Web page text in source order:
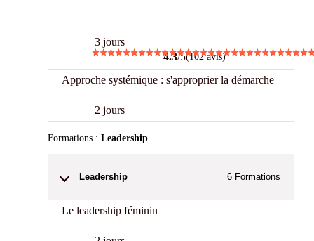
3 jours
4.3/5(102 avis)
Approche systémique : s'approprier la démarche
2 jours
Formations : Leadership
Leadership 6 Formations
Le leadership féminin